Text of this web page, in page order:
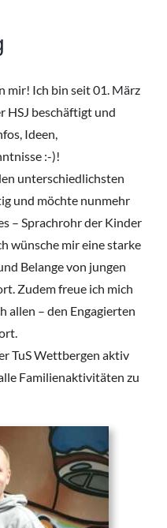
mir! Ich bin seit 01. März
HSJ beschäftigt und
Ideen,
:-)!
unterschiedlichsten
und möchte nunmehr
– Sprachrohr der Kinder
wünsche mir eine starke
Belange von jungen
Zudem freue ich mich
allen – den Engagierten
TuS Wettbergen aktiv
Familienaktivitäten zu